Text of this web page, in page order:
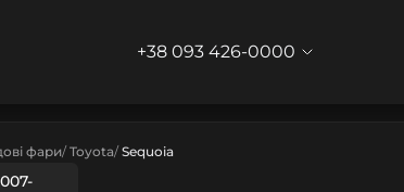
+38 093 426-0000
фари Toyota Sequoia